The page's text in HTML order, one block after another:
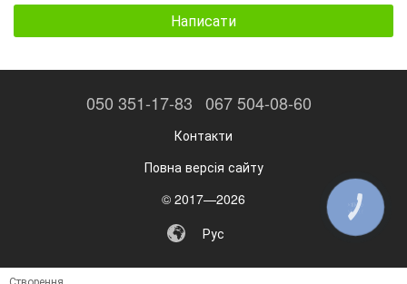
Написати
050 351-17-83 067 504-08-60
Контакти
Повна версія сайту
© 2017—2026
Рус
Створення
КНОПКА
ЗВ'ЯЗКУ